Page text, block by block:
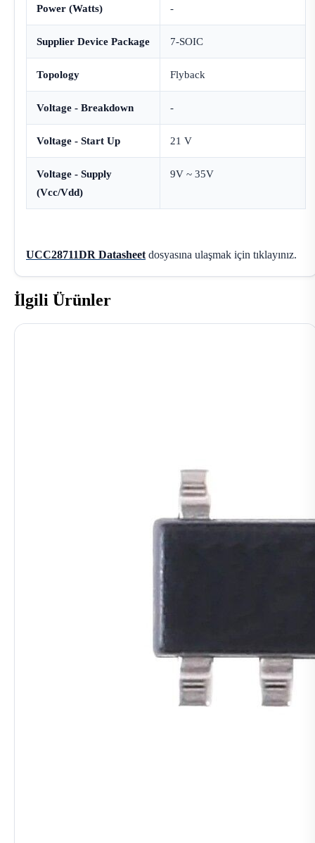
Power (Watts) -
Supplier Device Package 7-SOIC
Topology Flyback
Voltage - Breakdown -
Voltage - Start Up 21 V
Voltage - Supply
(Vcc/Vdd)
9V ~ 35V
UCC28711DR Datasheet dosyasına ulaşmak için tıklayınız.
İlgili Ürünler